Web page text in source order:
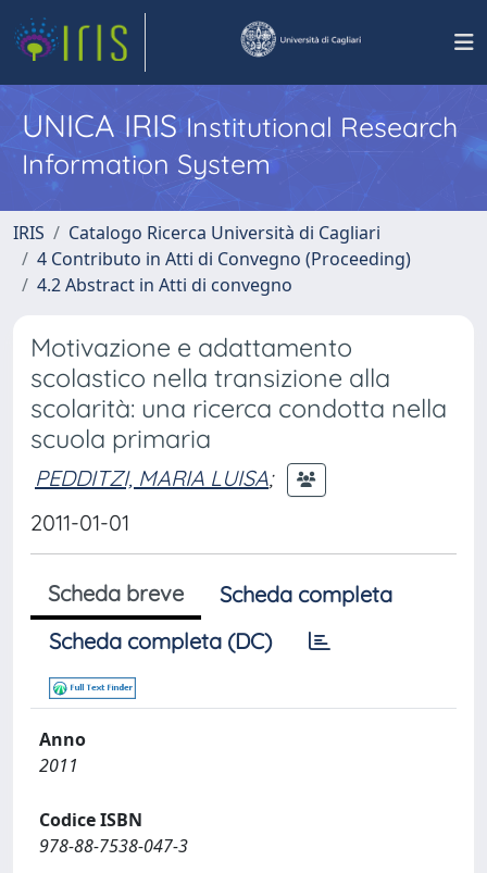
UNICA IRISInstitutional Research
Information System
IRIS
Catalogo Ricerca Università di Cagliari
4 Contributo in Atti di Convegno (Proceeding)
4.2 Abstract in Atti di convegno
Motivazione e adattamento
scolastico nella transizione alla
scolarità: una ricerca condotta nella
scuola primaria
PEDDITZI, MARIA LUISA;
2011-01-01
Scheda breve
Scheda completa
Scheda completa (DC)
Anno
2011
Codice ISBN
978-88-7538-047-3